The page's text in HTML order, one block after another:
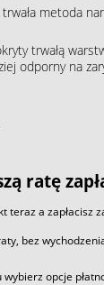
metoda
trwałą
odporny na
ratę
teraz a zapłacisz
bez
opcje